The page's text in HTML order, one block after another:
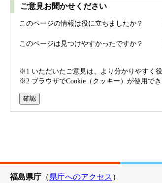
ご意見お聞かせください
このページの情報は役に立ちましたか？
このページは見つけやすかったですか？
※1 いただいたご意見は、より分かりやすく
※2 ブラウザでCookie（クッキー）が使用で
福島県庁 （県庁へのアクセス ）